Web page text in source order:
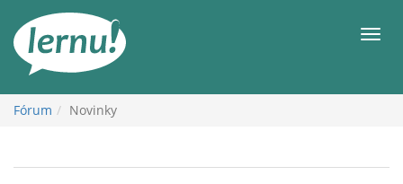
obsah
Fórum Novinky